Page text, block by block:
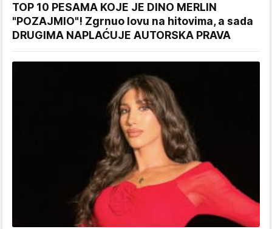
TOP 10 PESAMA KOJE JE DINO MERLIN
"POZAJMIO"! Zgrnuo lovu na hitovima, a sada
DRUGIMA NAPLAĆUJE AUTORSKA PRAVA